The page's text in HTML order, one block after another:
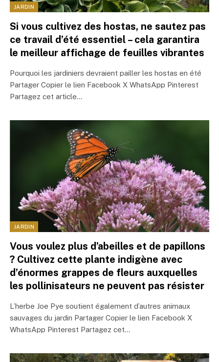
JARDIN
Si vous cultivez des hostas, ne sautez pas
ce travail d’été essentiel – cela garantira
le meilleur affichage de feuilles vibrantes
Pourquoi les jardiniers devraient pailler les hostas en été
Partager Copier le lien Facebook X WhatsApp Pinterest
Partagez cet article…
JARDIN
Vous voulez plus d’abeilles et de papillons
? Cultivez cette plante indigène avec
d’énormes grappes de fleurs auxquelles
les pollinisateurs ne peuvent pas résister
L’herbe Joe Pye soutient également d’autres animaux
sauvages du jardin Partager Copier le lien Facebook X
WhatsApp Pinterest Partagez cet…